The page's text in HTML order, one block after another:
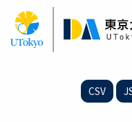
Skip
main
content
CSV